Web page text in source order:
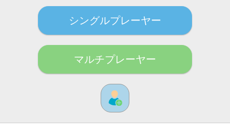
シングルプレーヤー
マルチプレーヤー